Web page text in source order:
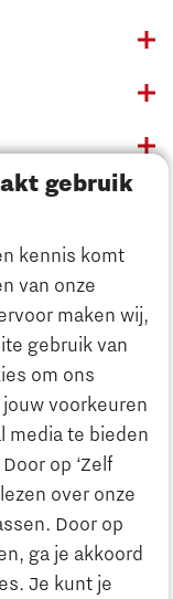
gebruik
kennis komt
van onze
maken wij,
gebruik van
om ons
voorkeuren
media te bieden
op ‘Zelf
over onze
Door op
ga je akkoord
Je kunt je